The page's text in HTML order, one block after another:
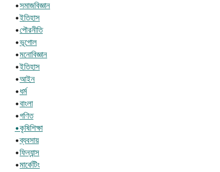
•সমাজবিজ্ঞান
•ইতিহাস
•পৌরনীতি
•ভূগোল
•মনোবিজ্ঞান
•ইতিহাস
•আইন
•ধর্ম
•বাংলা
•গণিত
•কৃষিশিক্ষা
•ব্যবসায়
•ফিন্যান্স
•মার্কেটিং